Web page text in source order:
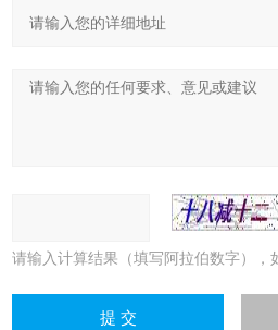
请输入计算结果（填写阿拉伯数字），